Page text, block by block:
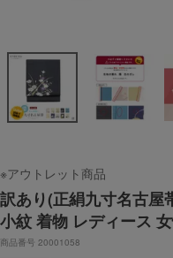
※アウトレット商品
訳あり(正絹九寸名古屋
小紋 着物 レディース
商品番号 20001058